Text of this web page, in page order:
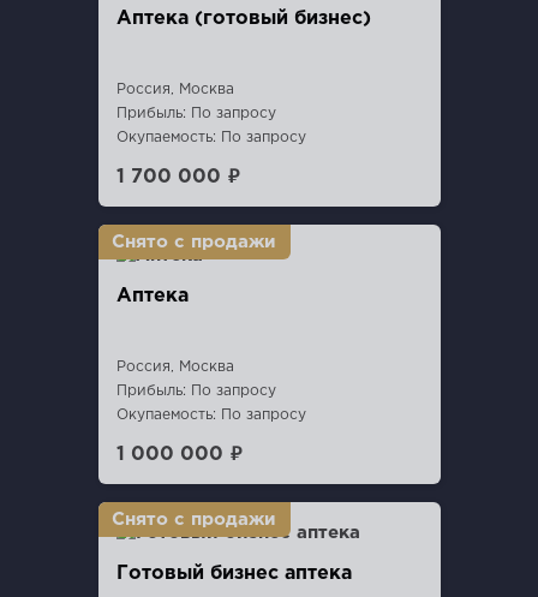
Аптека (готовый бизнес)
Россия, Москва
Прибыль: По запросу
Окупаемость: По запросу
1 700 000 ₽
Аптека
Россия, Москва
Прибыль: По запросу
Окупаемость: По запросу
1 000 000 ₽
Готовый бизнес аптека